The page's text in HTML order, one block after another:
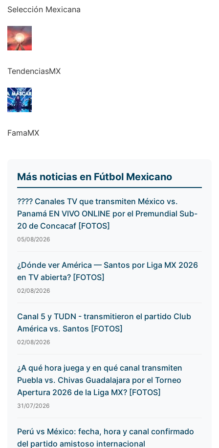
Selección Mexicana
TendenciasMX
FamaMX
Más noticias en Fútbol Mexicano
???? Canales TV que transmiten México vs.
Panamá EN VIVO ONLINE por el Premundial Sub-
20 de Concacaf [FOTOS]
05/08/2026
¿Dónde ver América — Santos por Liga MX 2026
en TV abierta? [FOTOS]
02/08/2026
Canal 5 y TUDN - transmitieron el partido Club
América vs. Santos [FOTOS]
02/08/2026
¿A qué hora juega y en qué canal transmiten
Puebla vs. Chivas Guadalajara por el Torneo
Apertura 2026 de la Liga MX? [FOTOS]
31/07/2026
Perú vs México: fecha, hora y canal confirmado
del partido amistoso internacional